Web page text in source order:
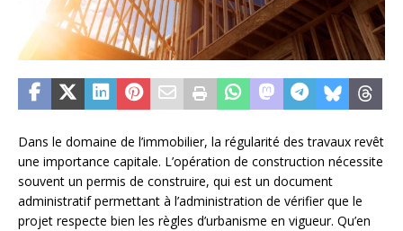
Dans le domaine de l’immobilier, la régularité des travaux revêt
une importance capitale. L’opération de construction nécessite
souvent un permis de construire, qui est un document
administratif permettant à l’administration de vérifier que le
projet respecte bien les règles d’urbanisme en vigueur. Qu’en